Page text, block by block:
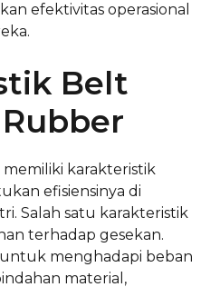
efektivitas operasional
Belt
karakteristik
efisiensinya di
Salah satu karakteristik
terhadap gesekan.
menghadapi beban
material,